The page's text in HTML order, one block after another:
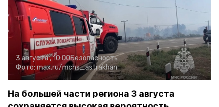
3 августа , 10:00Безопасность
Фото: max.ru/mchs_astrakhan
На большей части региона 3 августа